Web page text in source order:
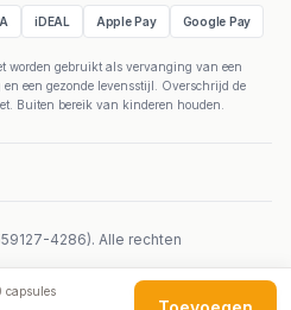
capsules
iDEAL Apple Pay Google Pay
worden gebruikt als vervanging van een
een gezonde levensstijl. Overschrijd de
Buiten bereik van kinderen houden.
4286). Alle rechten